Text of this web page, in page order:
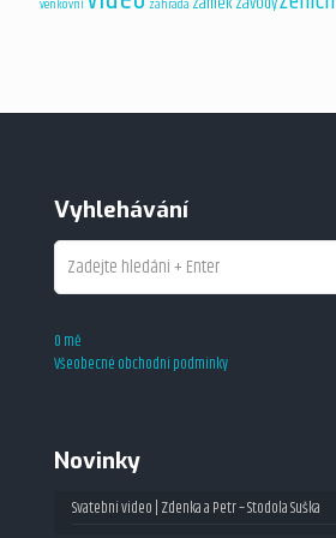
venkovní zahrada
Vyhlehávání
O mě
Všeobecné obchodní podmínky
Novinky
Svatební video | Zdenka a Petr – Stodola Suška